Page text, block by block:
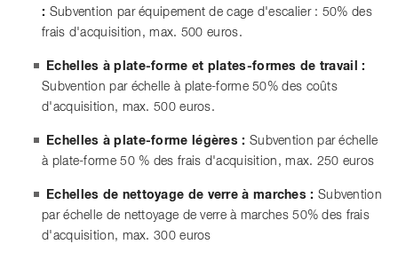
: Subvention par équipement de cage d'escalier : 50% des
frais d'acquisition, max. 500 euros.
Echelles à plate-forme et plates-formes de travail :
Subvention par échelle à plate-forme 50% des coûts
d'acquisition, max. 500 euros.
Echelles à plate-forme légères : Subvention par échelle
à plate-forme 50 % des frais d'acquisition, max. 250 euros
Echelles de nettoyage de verre à marches : Subvention
par échelle de nettoyage de verre à marches 50% des frais
d'acquisition, max. 300 euros